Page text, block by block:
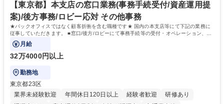
「未来の日常」の創造に向けて持続可能な社会の実現に貢献してまいりま
す。 学歴・資格 学歴：大学院 大学 語学力： 資格：
【東京都】本支店の窓口業務(事務手続受付/資産運用提
案)/後方事務/ロビー応対 その他事務
★バックオフィスではなく顧客折衝を含む職種です★ 国内の本支店等にて下記の業務に
従事していただきます。 ■窓口/後方/ロビーにて事務手続等の受付・オペレーション、お
客様対応
月給
32万4000円以上
勤務地
東京都23区
業界未経験歓迎
年間休日120日以上 経験者歓迎
研修あり